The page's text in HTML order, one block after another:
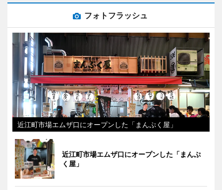
フォトフラッシュ
近江町市場エムザ口にオープンした「まんぷく屋」
近江町市場エムザ口にオープンした「まんぷ
く屋」